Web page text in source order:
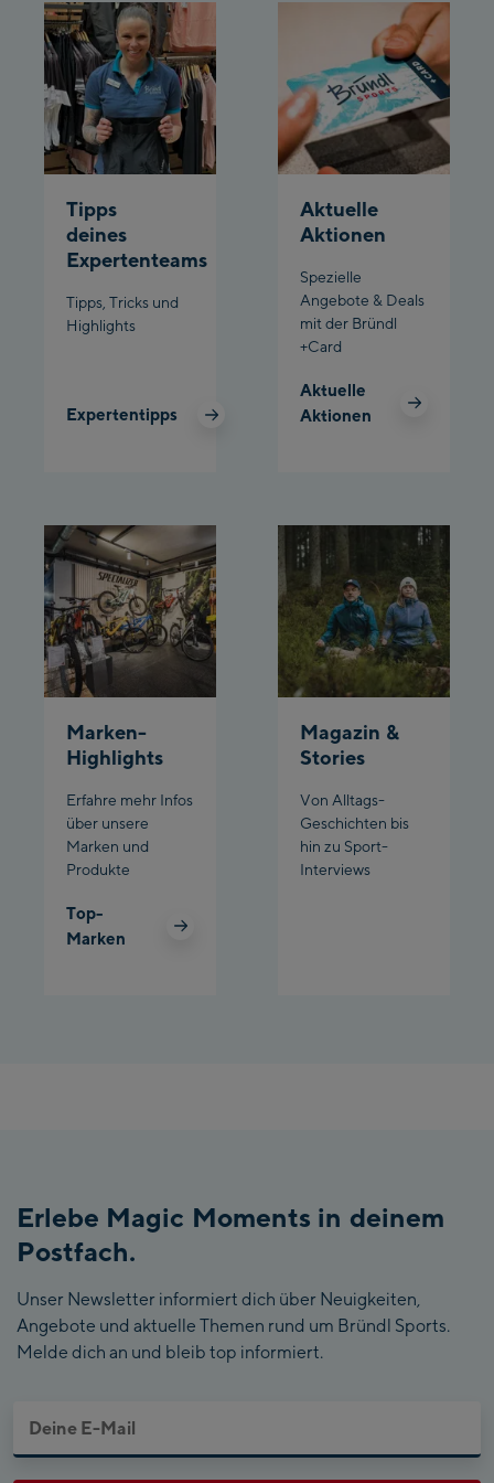
Bergstation / Top
station
Ahornbahn Talstation
/Valley station
Fuegen:
Spieljochbahn
station
Spieljochbahn
Bergstation / Top
station
Ischgl Zentrum
Planet Planai
Charly Kahr
Bikeworld Schladming
Tipps
deines
Expertenteams
Tipps, Tricks und
Highlights
Expertentipps
Aktuelle
Aktionen
Spezielle
Angebote & Deals
mit der Bründl
+Card
Aktuelle
Aktionen
Marken-
Highlights
Erfahre mehr Infos
über unsere
Marken und
Produkte
Top-
Marken
Magazin &
Stories
Von Alltags-
Geschichten bis
hin zu Sport-
Interviews
Erlebe Magic Moments in deinem
Postfach.
Unser Newsletter informiert dich über Neuigkeiten,
Angebote und aktuelle Themen rund um Bründl Sports.
Melde dich an und bleib top informiert.